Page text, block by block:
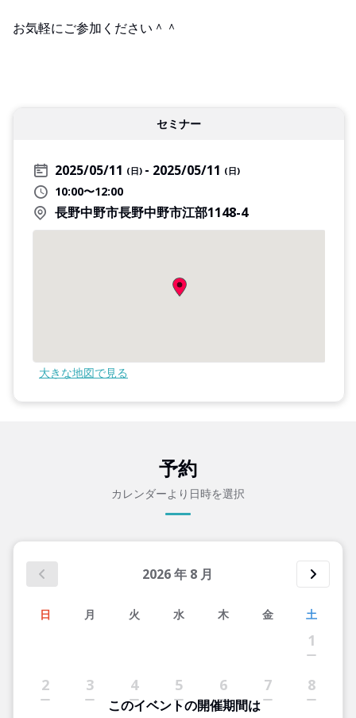
お気軽にご参加ください＾＾
セミナー
2025/05/11 (日) 2025/05/11 (日)
10:00〜12:00
長野中野市長野中野市江部1148-4
大きな地図で見る
予約
カレンダーより日時を選択
2026年 8 月
日 月 火 水 木 金 土
1
2 3 4 5 6 7 8
このイベントの開催期間は